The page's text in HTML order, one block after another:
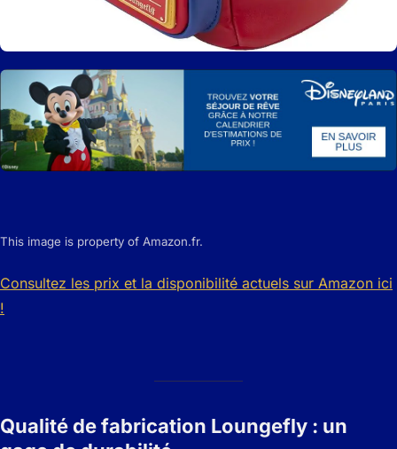
This image is property of Amazon.fr.
Consultez les prix et la disponibilité actuels sur Amazon ici
!
Qualité de fabrication Loungefly : un